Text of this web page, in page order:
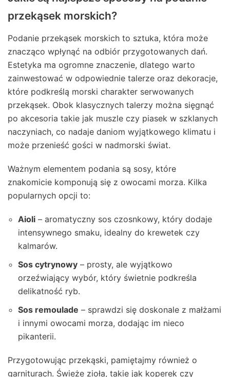
przekąsek morskich?
Podanie przekąsek morskich to sztuka, która może
znacząco wpłynąć na odbiór przygotowanych dań.
Estetyka ma ogromne znaczenie, dlatego warto
zainwestować w odpowiednie talerze oraz dekoracje,
które podkreślą morski charakter serwowanych
przekąsek. Obok klasycznych talerzy można sięgnąć
po akcesoria takie jak muszle czy piasek w szklanych
naczyniach, co nadaje daniom wyjątkowego klimatu i
może przenieść gości w nadmorski świat.
Ważnym elementem podania są sosy, które
znakomicie komponują się z owocami morza. Kilka
popularnych opcji to:
Aioli – aromatyczny sos czosnkowy, który dodaje
intensywnego smaku, idealny do krewetek czy
kalmarów.
Sos cytrynowy – prosty, ale wyjątkowo
orzeźwiający wybór, który świetnie podkreśla
delikatność ryb.
Sos remoulade – sprawdzi się doskonale z małżami
i innymi owocami morza, dodając im nieco
pikanterii.
Przygotowując przekąski, pamiętajmy również o
garniturach. Świeże zioła, takie jak koperek czy